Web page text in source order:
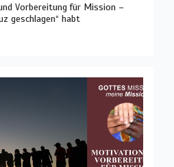
Vorbereitung für Mission –
geschlagen“ habt